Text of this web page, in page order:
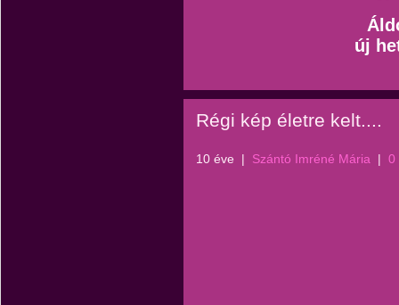
új
Régi kép életre kelt....
10 éve | Szántó Imréné Mária | 0